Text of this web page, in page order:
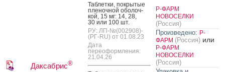
Даксабрис®
Таб­летки, пок­ры­тые
пле­ноч­ной обо­лоч­
кой, 15 мг: 14, 28,
30 или 100 шт.
РУ: ЛП-№(002908)-
(РГ-RU) от 01.08.23
Дата
переоформления:
21.04.26
Р-ФАРМ
НОВОСЕЛКИ
(Россия)
Произведено: Р-
ФАРМ (Россия) или
Р-ФАРМ
НОВОСЕЛКИ
(Россия)